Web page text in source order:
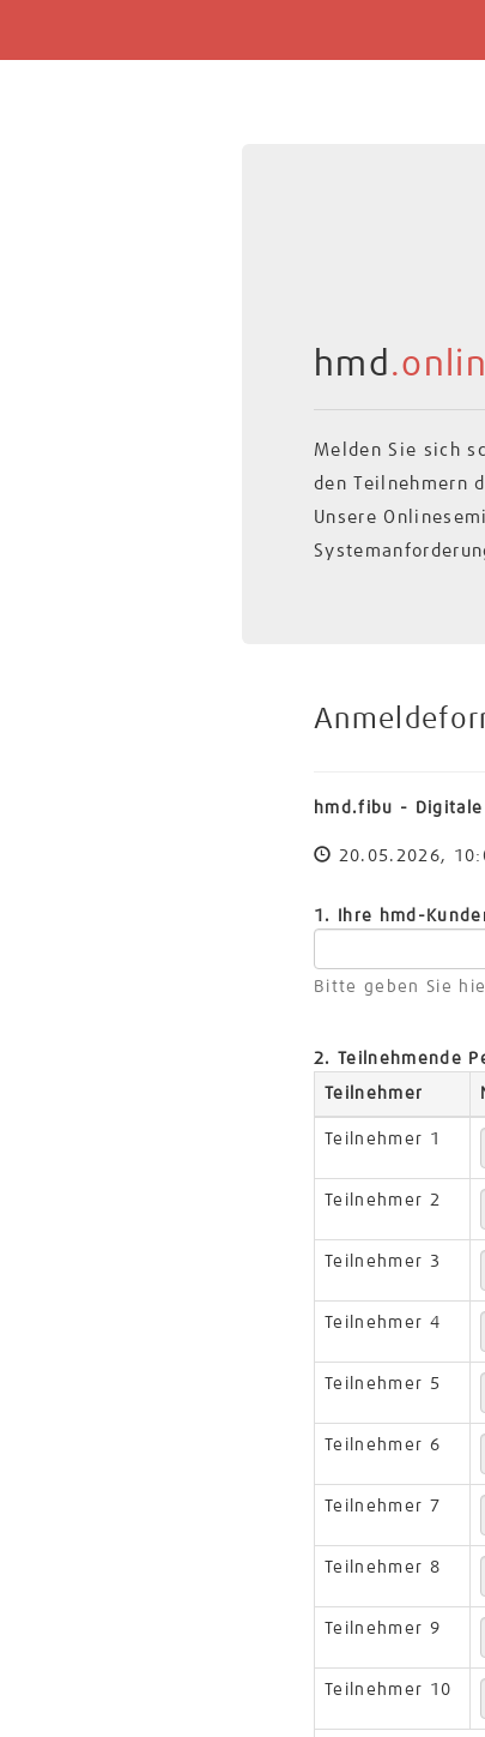
hmd
Melden Sie sich
den Teilnehmern
Unsere
hmd.fibu -
20.05.2026,
1. Ihre hmd-
Bitte geben Sie
2. Teilnehmende
Teilnehmer
Teilnehmer 1
Teilnehmer 2
Teilnehmer 3
Teilnehmer 4
Teilnehmer 5
Teilnehmer 6
Teilnehmer 7
Teilnehmer 8
Teilnehmer 9
Teilnehmer 10